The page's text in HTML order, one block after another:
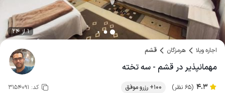
1 از 24
اجاره ویلا هرمزگان قشم
مهمانپذیر در قشم - سه تخته
4.3 (65 نظر) 100+ رزرو موفق کد: 3154091